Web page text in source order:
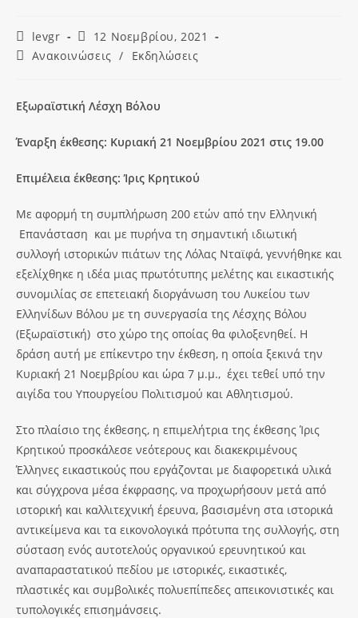
levgr
12 Νοεμβρίου, 2021
Ανακοινώσεις / Εκδηλώσεις
Εξωραϊστική Λέσχη Βόλου
Έναρξη έκθεσης: Κυριακή 21 Νοεμβρίου 2021 στις 19.00
Επιμέλεια έκθεσης: Ίρις Κρητικού
Με αφορμή τη συμπλήρωση 200 ετών από την Ελληνική
Επανάσταση και με πυρήνα τη σημαντική ιδιωτική
συλλογή ιστορικών πιάτων της Λόλας Νταϊφά, γεννήθηκε και
εξελίχθηκε η ιδέα μιας πρωτότυπης μελέτης και εικαστικής
συνομιλίας σε επετειακή διοργάνωση του Λυκείου των
Ελληνίδων Βόλου με τη συνεργασία της Λέσχης Βόλου
(Εξωραϊστική) στο χώρο της οποίας θα φιλοξενηθεί. Η
δράση αυτή με επίκεντρο την έκθεση, η οποία ξεκινά την
Κυριακή 21 Νοεμβρίου και ώρα 7 μ.μ., έχει τεθεί υπό την
αιγίδα του Υπουργείου Πολιτισμού και Αθλητισμού.
Στο πλαίσιο της έκθεσης, η επιμελήτρια της έκθεσης Ίρις
Κρητικού προσκάλεσε νεότερους και διακεκριμένους
Έλληνες εικαστικούς που εργάζονται με διαφορετικά υλικά
και σύγχρονα μέσα έκφρασης, να προχωρήσουν μετά από
ιστορική και καλλιτεχνική έρευνα, βασισμένη στα ιστορικά
αντικείμενα και τα εικονολογικά πρότυπα της συλλογής, στη
σύσταση ενός αυτοτελούς οργανικού ερευνητικού και
αναπαραστατικού πεδίου με ιστορικές, εικαστικές,
πλαστικές και συμβολικές πολυεπίπεδες απεικονιστικές και
τυπολογικές επισημάνσεις.